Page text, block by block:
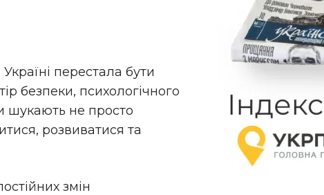
перестала бути
безпеки, психологічного
шукають не просто
розвиватися та
змін